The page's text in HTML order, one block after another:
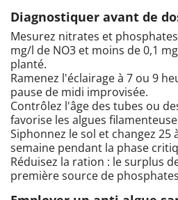
Diagnostiquer avant de
Mesurez nitrates et
mg/l de NO3 et moins de 0,1
planté.
Ramenez l'éclairage à 7 ou 9
pause de midi improvisée.
Contrôlez l'âge des tubes ou
favorise les algues
Siphonnez le sol et changez 25
semaine pendant la phase
Réduisez la ration : le surplus
première source de